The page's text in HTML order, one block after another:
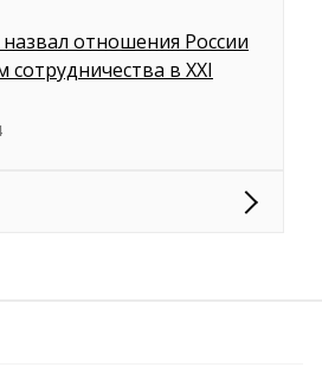
отношения России
в XXI